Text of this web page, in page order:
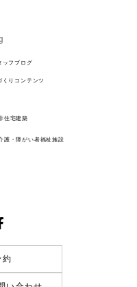
ッフブログ
くりコンテンツ
住宅建築
護・障がい者福祉施設
約